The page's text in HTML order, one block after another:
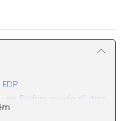
de Parfum quyến rũ, tinh